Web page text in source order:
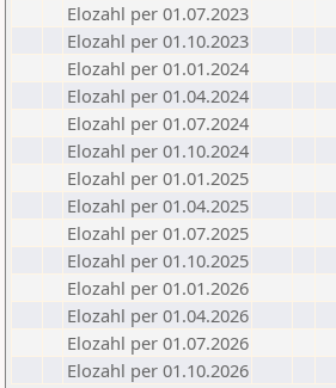
Elozahl per 01.07.2023
Elozahl per 01.10.2023
Elozahl per 01.01.2024
Elozahl per 01.04.2024
Elozahl per 01.07.2024
Elozahl per 01.10.2024
Elozahl per 01.01.2025
Elozahl per 01.04.2025
Elozahl per 01.07.2025
Elozahl per 01.10.2025
Elozahl per 01.01.2026
Elozahl per 01.04.2026
Elozahl per 01.07.2026
Elozahl per 01.10.2026